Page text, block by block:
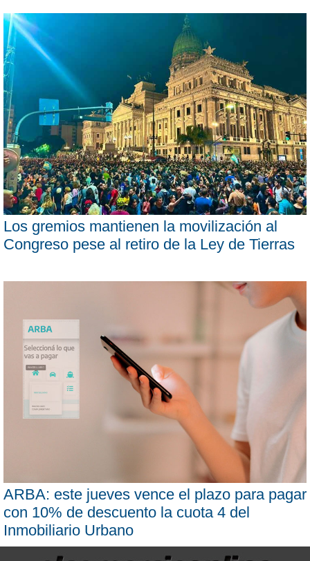
Los gremios mantienen la movilización al
Congreso pese al retiro de la Ley de Tierras
ARBA: este jueves vence el plazo para pagar
con 10% de descuento la cuota 4 del
Inmobiliario Urbano